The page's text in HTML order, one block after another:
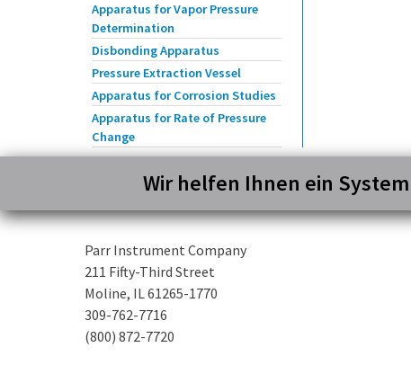
Apparatus for Vapor Pressure
Determination
Disbonding Apparatus
Pressure Extraction Vessel
Apparatus for Corrosion Studies
Apparatus for Rate of Pressure
Change
Wir helfen Ihnen ein
Parr Instrument Company
211 Fifty-Third Street
Moline, IL 61265-1770
309-762-7716
(800) 872-7720